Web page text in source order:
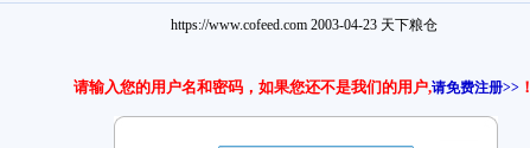
https://www.cofeed.com 2003-04-23 天下粮仓
请输入您的用户名和密码，如果您还不是我们的用户,请免费注册>> ！